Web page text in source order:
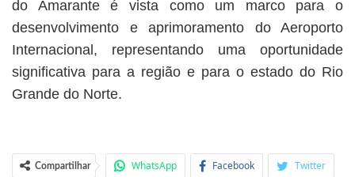
do Amarante é vista como um marco para o
desenvolvimento e aprimoramento do Aeroporto
Internacional, representando uma oportunidade
significativa para a região e para o estado do Rio
Grande do Norte.
Compartilhar WhatsApp Facebook Twitter